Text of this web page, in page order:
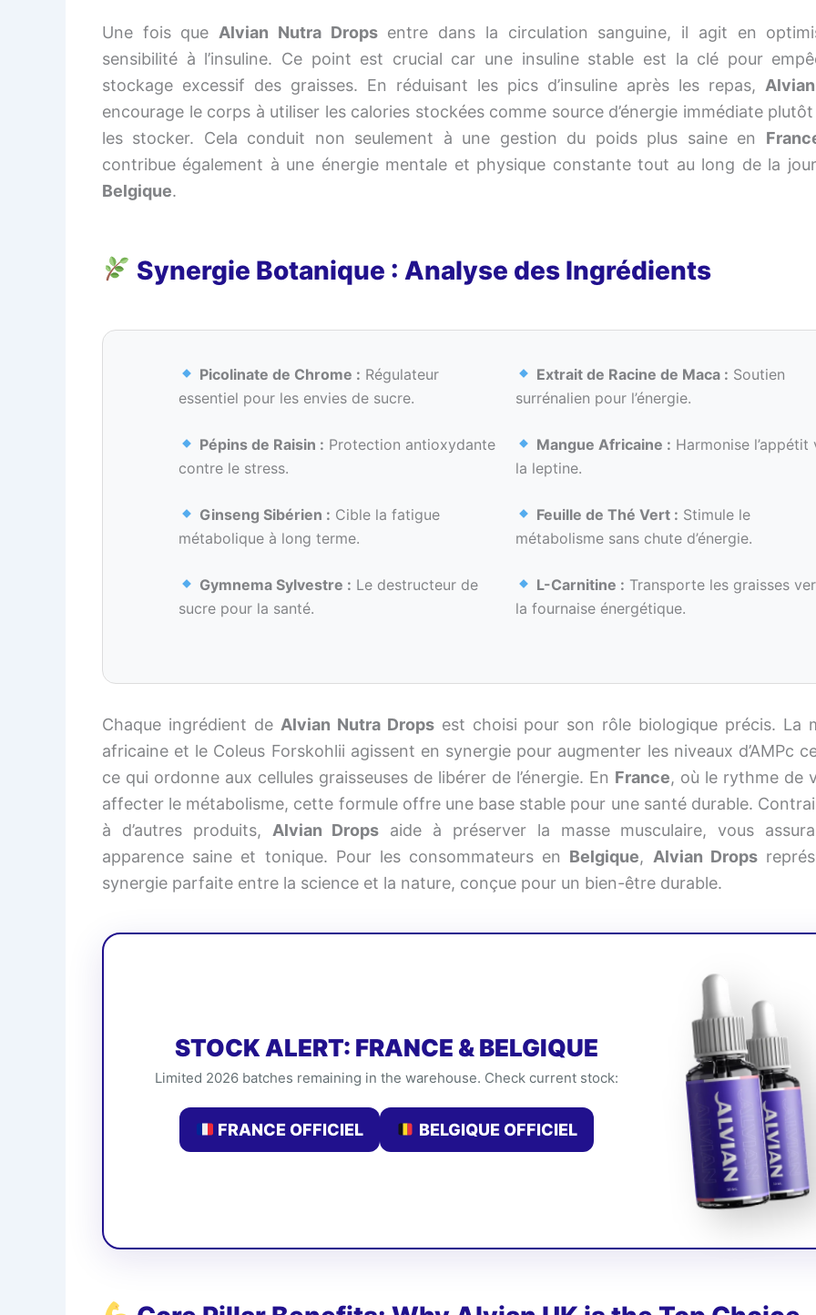
Une fois que Alvian Nutra Dropsentre dans la circulation sanguine, il agit en
sensibilité à l’insuline. Ce point est crucial car une insuline stable est la clé pour
stockage excessif des graisses. En réduisant les pics d’insuline après les repas,
encourage le corps à utiliser les calories stockées comme source d’énergie immédiate
les stocker. Cela conduit non seulement à une gestion du poids plus saine en
contribue également à une énergie mentale et physique constante tout au long de la
Belgique.
Synergie Botanique : Analyse des Ingrédients
Picolinate de Chrome : Régulateur
essentiel pour les envies de sucre.
Extrait de Racine de Maca : Soutien
surrénalien pour l’énergie.
Pépins de Raisin : Protection antioxydante
contre le stress.
Mangue Africaine : Harmonise l’appétit
la leptine.
Ginseng Sibérien : Cible la fatigue
métabolique à long terme.
Feuille de Thé Vert : Stimule le
métabolisme sans chute d’énergie.
Gymnema Sylvestre : Le destructeur de
sucre pour la santé.
L-Carnitine : Transporte les graisses
la fournaise énergétique.
Chaque ingrédient de Alvian Nutra Dropsest choisi pour son rôle biologique précis. La
africaine et le Coleus Forskohlii agissent en synergie pour augmenter les niveaux d’AMPc
ce qui ordonne aux cellules graisseuses de libérer de l’énergie. En France, où le rythme de
affecter le métabolisme, cette formule offre une base stable pour une santé durable.
à d’autres produits, Alvian Drops aide à préserver la masse musculaire, vous
apparence saine et tonique. Pour les consommateurs en Belgique, Alvian Drops
synergie parfaite entre la science et la nature, conçue pour un bien-être durable.
STOCK ALERT: FRANCE & BELGIQUE
Limited 2026 batches remaining in the warehouse. Check current stock:
FRANCE OFFICIEL BELGIQUE OFFICIEL